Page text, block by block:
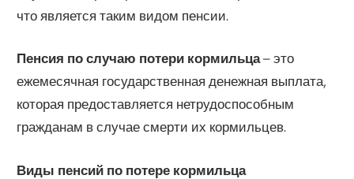
что является таким видом пенсии.
Пенсия по случаю потери кормильца– это
ежемесячная государственная денежная выплата,
которая предоставляется нетрудоспособным
гражданам в случае смерти их кормильцев.
Виды пенсий по потере кормильца